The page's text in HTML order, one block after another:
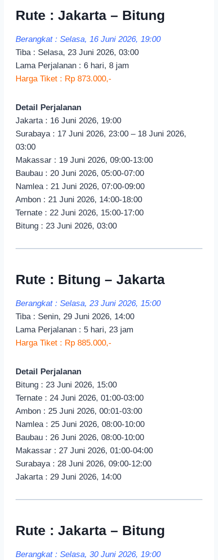
Rute : Jakarta – Bitung
Berangkat : Selasa, 16 Juni 2026, 19:00
Tiba : Selasa, 23 Juni 2026, 03:00
Lama Perjalanan : 6 hari, 8 jam
Harga Tiket : Rp 873.000,-
Detail Perjalanan
Jakarta : 16 Juni 2026, 19:00
Surabaya : 17 Juni 2026, 23:00 – 18 Juni 2026,
03:00
Makassar : 19 Juni 2026, 09:00-13:00
Baubau : 20 Juni 2026, 05:00-07:00
Namlea : 21 Juni 2026, 07:00-09:00
Ambon : 21 Juni 2026, 14:00-18:00
Ternate : 22 Juni 2026, 15:00-17:00
Bitung : 23 Juni 2026, 03:00
Rute : Bitung – Jakarta
Berangkat : Selasa, 23 Juni 2026, 15:00
Tiba : Senin, 29 Juni 2026, 14:00
Lama Perjalanan : 5 hari, 23 jam
Harga Tiket : Rp 885.000,-
Detail Perjalanan
Bitung : 23 Juni 2026, 15:00
Ternate : 24 Juni 2026, 01:00-03:00
Ambon : 25 Juni 2026, 00:01-03:00
Namlea : 25 Juni 2026, 08:00-10:00
Baubau : 26 Juni 2026, 08:00-10:00
Makassar : 27 Juni 2026, 01:00-04:00
Surabaya : 28 Juni 2026, 09:00-12:00
Jakarta : 29 Juni 2026, 14:00
Rute : Jakarta – Bitung
Berangkat : Selasa, 30 Juni 2026, 19:00